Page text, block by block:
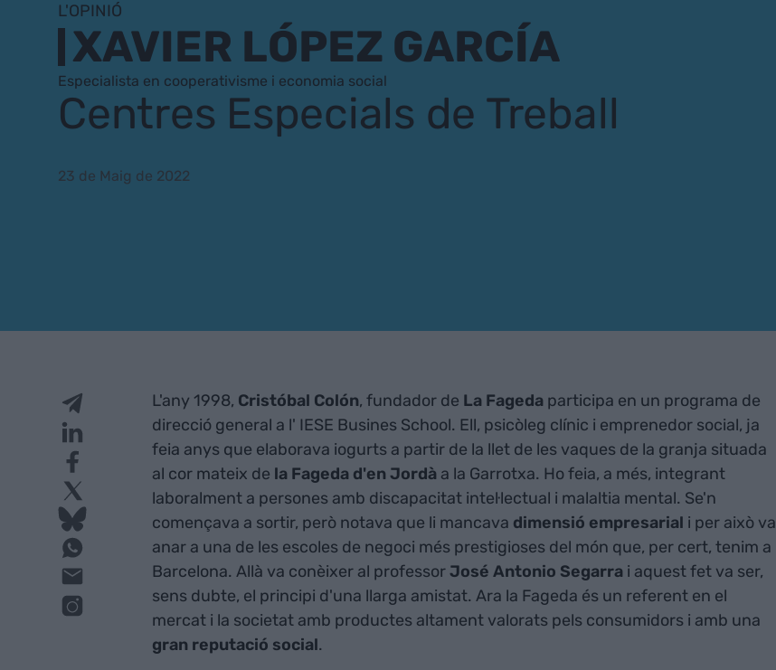
L'OPINIÓ
XAVIER LÓPEZ GARCÍA
Especialista en cooperativisme i economia social
Centres Especials de Treball
23 de Maig de 2022
L'any 1998, Cristóbal Colón, fundador de La Fageda participa en un programa de
direcció general a l' IESE Busines School. Ell, psicòleg clínic i emprenedor social, ja
feia anys que elaborava iogurts a partir de la llet de les vaques de la granja situada
al cor mateix de la Fageda d'en Jordà a la Garrotxa. Ho feia, a més, integrant
laboralment a persones amb discapacitat intel·lectual i malaltia mental. Se'n
començava a sortir, però notava que li mancava dimensió empresarial i per això va
anar a una de les escoles de negoci més prestigioses del món que, per cert, tenim a
Barcelona. Allà va conèixer al professorJosé Antonio Segarra i aquest fet va ser,
sens dubte, el principi d'una llarga amistat. Ara la Fageda és un referent en el
mercat i la societat amb productes altament valorats pels consumidors i amb una
gran reputació social.